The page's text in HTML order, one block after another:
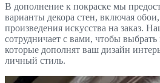
В дополнение к покраске мы
варианты декора стен, включая
произведения искусства на заказ.
сотрудничает с вами, чтобы
которые дополнят ваш дизайн
личный стиль.